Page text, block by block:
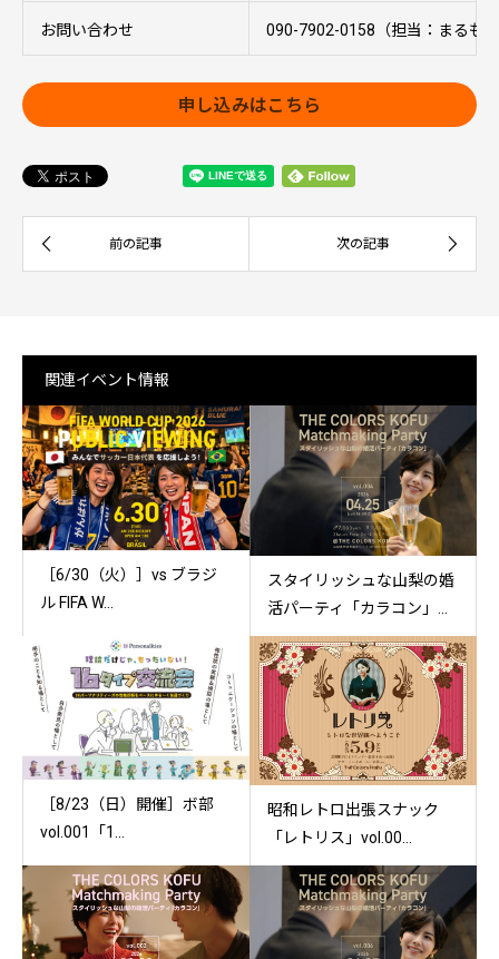
お問い合わせ 090-7902-0158（担当：まるも）
申し込みはこちら
関連イベント情報
［6/30（火）］vs ブラジ
ル FIFA W...
スタイリッシュな山梨の婚
活パーティ「カラコン」...
［8/23（日）開催］ボ部
vol.001「1...
昭和レトロ出張スナック
「レトリス」vol.00...